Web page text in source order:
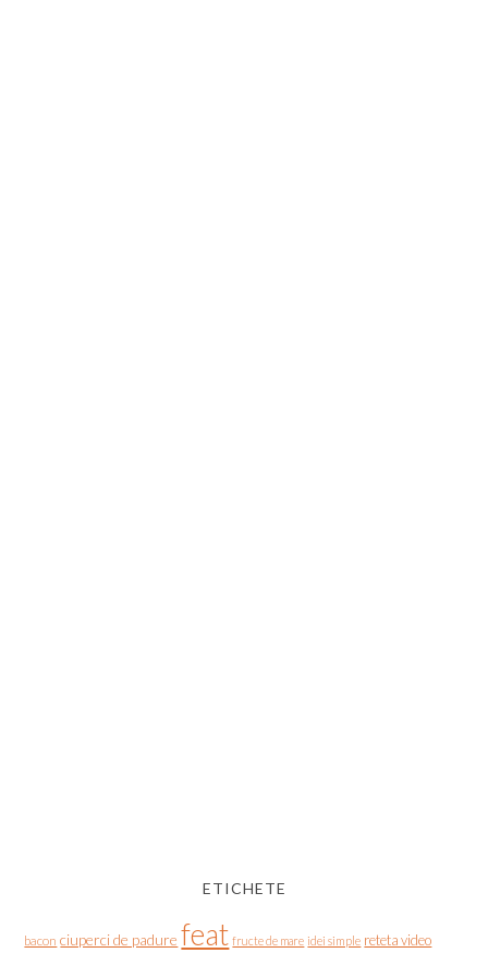
ETICHETE
bacon ciuperci de padure feat fructe de mare idei simple reteta video